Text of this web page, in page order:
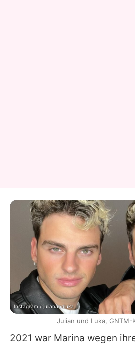
2021 war Marina wegen
Instagram / julianandluka
Julian und Luka, GNTM-